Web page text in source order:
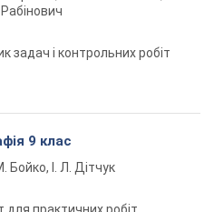
задач і контрольних робіт
9 клас
Бойко, І. Л. Дітчук